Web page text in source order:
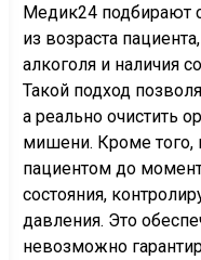
Медик24 подбирают
из возраста
алкоголя и наличия
Такой подход
а реально очистить
мишени. Кроме того,
пациентом до
состояния,
давления. Это
невозможно